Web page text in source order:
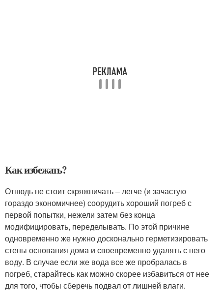
Как избежать?
Отнюдь не стоит скряжничать – легче (и зачастую
гораздо экономичнее) соорудить хороший погреб с
первой попытки, нежели затем без конца
модифицировать, переделывать. По этой причине
одновременно же нужно досконально герметизировать
стены основания дома и своевременно удалять с него
воду. В случае если же вода все же пробралась в
погреб, старайтесь как можно скорее избавиться от нее
для того, чтобы сберечь подвал от лишней влаги.